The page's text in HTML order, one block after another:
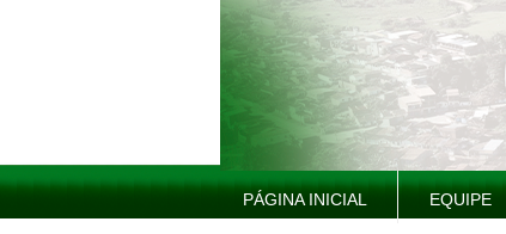
PÁGINA INICIAL EQUIPE